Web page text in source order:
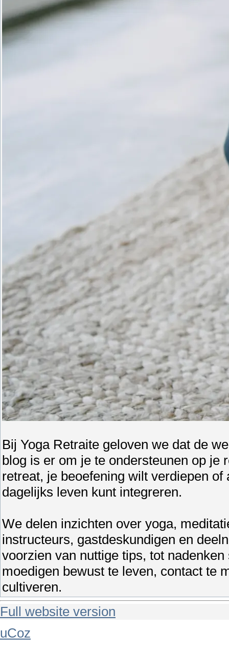
Bij Yoga Retraite geloven we dat de
blog is er om je te ondersteunen op je
retreat, je beoefening wilt verdiepen
dagelijks leven kunt integreren.
We delen inzichten over yoga,
instructeurs, gastdeskundigen en
voorzien van nuttige tips, tot
moedigen bewust te leven, contact te
cultiveren.
Full website version
uCoz